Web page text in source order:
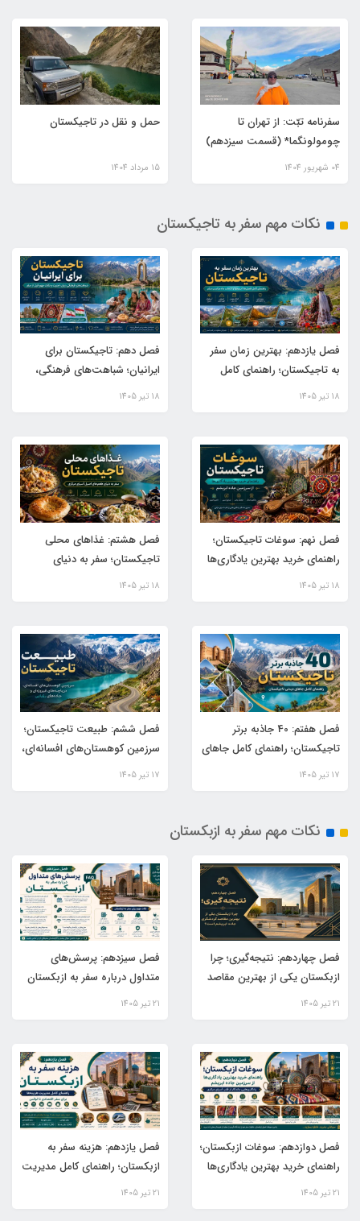
سفرنامه تبّت: از تهران تا
چومولونگما* (قسمت سیزدهم)
04 شهریور 1404
حمل و نقل در تاجیکستان
15 مرداد 1404
نکات مهم سفر به تاجیکستان
فصل یازدهم: بهترین زمان سفر
به تاجیکستان؛ راهنمای کامل
فصل‌ها، آب‌وهوا و انتخاب ماه
18 تير 1405
فصل دهم: تاجیکستان برای
ایرانیان؛ شباهت‌های فرهنگی،
زبان، امنیت و نکات مهم قبل از
18 تير 1405
فصل نهم: سوغات تاجیکستان؛
راهنمای خرید بهترین یادگاری‌ها
از سرزمین جاده ابریشم
18 تير 1405
فصل هشتم: غذاهای محلی
تاجیکستان؛ سفر به دنیای
طعم‌های اصیل آسیای مرکزی
18 تير 1405
فصل هفتم: 40 جاذبه برتر
تاجیکستان؛ راهنمای کامل جاهای
دیدنی تاجیکستان
17 تير 1405
فصل ششم: طبیعت تاجیکستان؛
سرزمین کوهستان‌های افسانه‌ای،
دریاچه‌های فیروزه‌ای و جاده‌های
17 تير 1405
نکات مهم سفر به ازبکستان
فصل چهاردهم: نتیجه‌گیری؛ چرا
ازبکستان یکی از بهترین مقاصد
گردشگری جاده ابریشم است؟
21 تير 1405
فصل سیزدهم: پرسش‌های
متداول درباره سفر به ازبکستان
(FAQ)
21 تير 1405
فصل دوازدهم: سوغات ازبکستان؛
راهنمای خرید بهترین یادگاری‌ها
از سرزمین جاده ابریشم
21 تير 1405
فصل یازدهم: هزینه سفر به
ازبکستان؛ راهنمای کامل مدیریت
هزینه‌ها برای سفر اقتصادی تا
21 تير 1405